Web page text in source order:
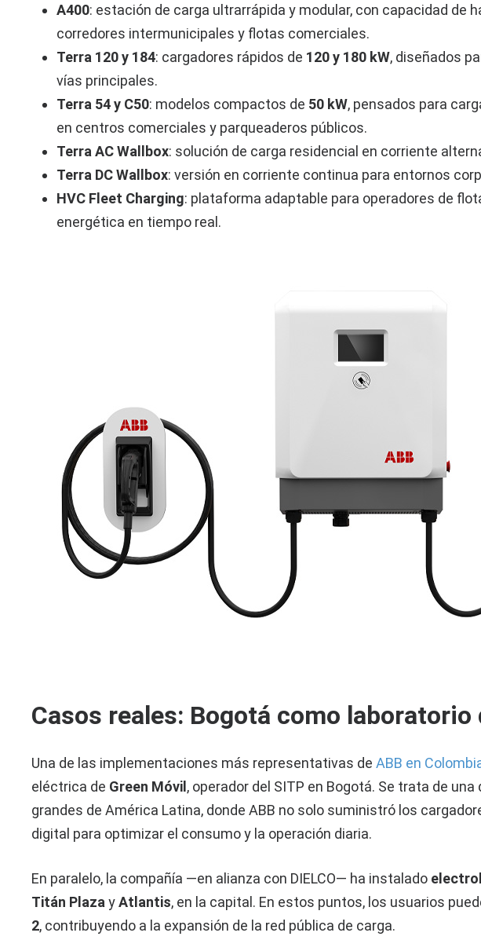
A400: estación de carga ultrarrápida y modular, con capacidad de
corredores intermunicipales y flotas comerciales.
Terra 120 y 184: cargadores rápidos de 120 y 180 kW, diseñados
vías principales.
Terra 54 y C50: modelos compactos de 50 kW, pensados para
en centros comerciales y parqueaderos públicos.
Terra AC Wallbox: solución de carga residencial en corriente
Terra DC Wallbox: versión en corriente continua para entornos
HVC Fleet Charging: plataforma adaptable para operadores de
energética en tiempo real.
Casos reales: Bogotá como
Una de las implementaciones más representativas deABB en
eléctrica de Green Móvil, operador del SITP en Bogotá. Se trata de
grandes de América Latina, donde ABB no solo suministró los
digital para optimizar el consumo y la operación diaria.
En paralelo, la compañía —en alianza con DIELCO— ha instalado
Titán Plaza yAtlantis, en la capital. En estos puntos, los usuarios
2, contribuyendo a la expansión de la red pública de carga.